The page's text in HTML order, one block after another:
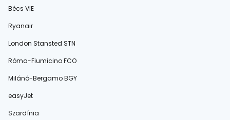
Bécs VIE
Ryanair
London Stansted STN
Róma-Fiumicino FCO
Milánó-Bergamo BGY
easyJet
Szardínia